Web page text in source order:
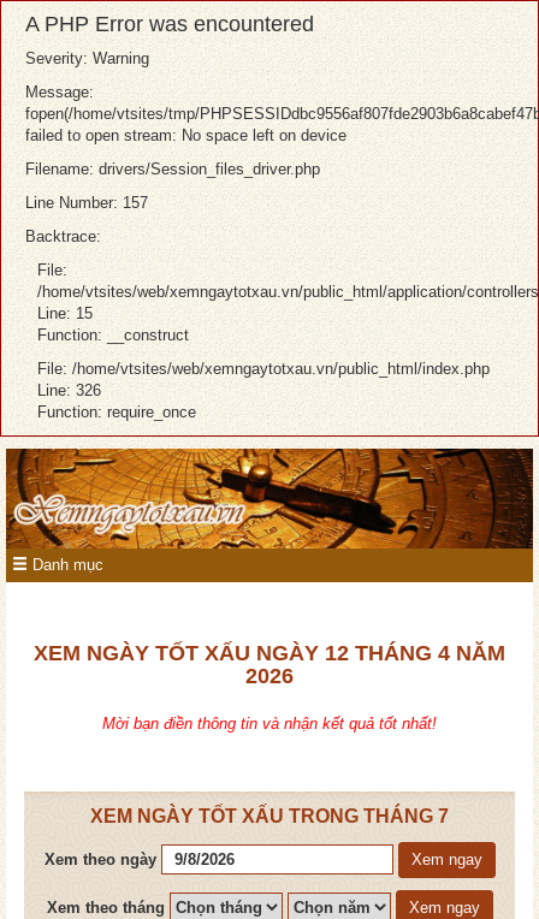
A PHP Error was encountered
Severity: Warning
Message:
fopen(/home/vtsites/tmp/
failed to open stream: No space left on device
Filename: drivers/Session_files_driver.php
Line Number: 157
Backtrace:
File:
/home/vtsites/web/xemngaytotxau.vn/public_html/application/
Line: 15
Function: __construct
File: /home/vtsites/web/xemngaytotxau.vn/public_html/index.php
Line: 326
Function: require_once
Danh mục
XEM NGÀY TỐT XẤU NGÀY 12 THÁNG 4 NĂM
2026
Mời bạn điền thông tin và nhận kết quả tốt nhất!
XEM NGÀY TỐT XẤU TRONG THÁNG 7
Xem theo ngày Xem ngay
Xem theo tháng
Xem ngay